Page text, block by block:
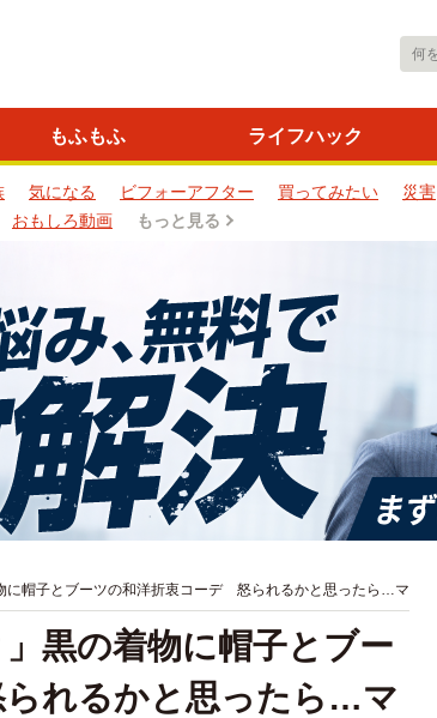
もふもふ ライフハック
気になる ビフォーアフター 買ってみたい 災害
おもしろ動画 もっと見る
に帽子とブーツの和洋折衷コーデ 怒られるかと思ったら…マ
黒の着物に帽子とブー
れるかと思ったら…マ